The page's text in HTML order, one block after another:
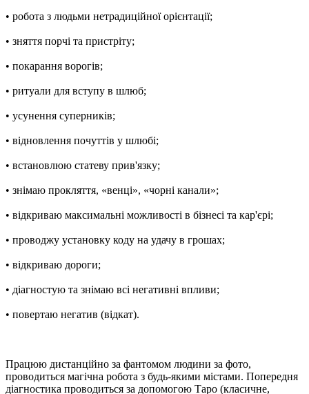
• робота з людьми нетрадиційної орієнтації;
• зняття порчі та пристріту;
• покарання ворогів;
• ритуали для вступу в шлюб;
• усунення суперників;
• відновлення почуттів у шлюбі;
• встановлюю статеву прив'язку;
• знімаю прокляття, «венці», «чорні канали»;
• відкриваю максимальні можливості в бізнесі та кар'єрі;
• проводжу установку коду на удачу в грошах;
• відкриваю дороги;
• діагностую та знімаю всі негативні впливи;
• повертаю негатив (відкат).
Працюю дистанційно за фантомом людини за фото,
проводиться магічна робота з будь-якими містами. Попередня
діагностика проводиться за допомогою Таро (класичне,